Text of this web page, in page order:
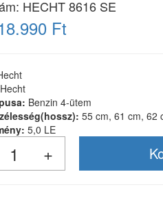
HECHT 8616 SE
Ft
Hecht
Benzin 4-ütem
55 cm, 61 cm, 62
5,0 LE